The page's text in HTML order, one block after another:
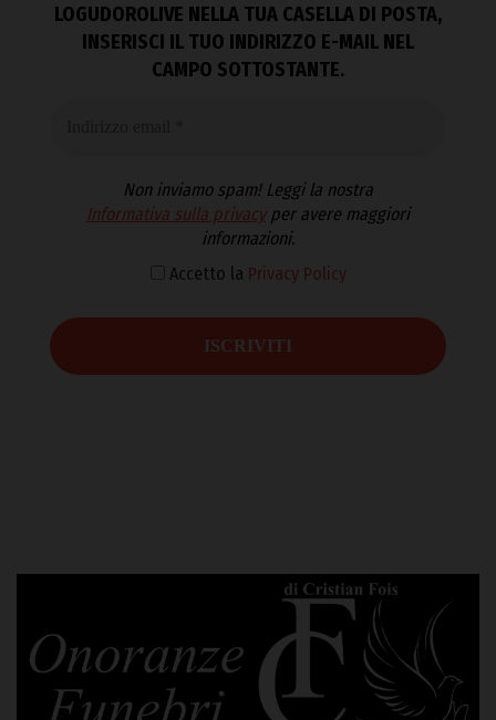
LOGUDOROLIVE NELLA TUA CASELLA DI POSTA,
INSERISCI IL TUO INDIRIZZO E-MAIL NEL
CAMPO SOTTOSTANTE.
Non inviamo spam! Leggi la nostra
Informativa sulla privacyper avere maggiori
informazioni.
Accetto la Privacy Policy